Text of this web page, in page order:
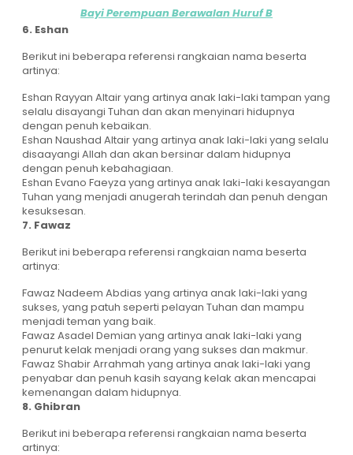
Bayi Perempuan Berawalan Huruf B
6. Eshan
Berikut ini beberapa referensi rangkaian nama beserta
artinya:
Eshan Rayyan Altair yang artinya anak laki-laki tampan yang
selalu disayangi Tuhan dan akan menyinari hidupnya
dengan penuh kebaikan.
Eshan Naushad Altair yang artinya anak laki-laki yang selalu
disaayangi Allah dan akan bersinar dalam hidupnya
dengan penuh kebahagiaan.
Eshan Evano Faeyza yang artinya anak laki-laki kesayangan
Tuhan yang menjadi anugerah terindah dan penuh dengan
kesuksesan.
7. Fawaz
Berikut ini beberapa referensi rangkaian nama beserta
artinya:
Fawaz Nadeem Abdias yang artinya anak laki-laki yang
sukses, yang patuh seperti pelayan Tuhan dan mampu
menjadi teman yang baik.
Fawaz Asadel Demian yang artinya anak laki-laki yang
penurut kelak menjadi orang yang sukses dan makmur.
Fawaz Shabir Arrahmah yang artinya anak laki-laki yang
penyabar dan penuh kasih sayang kelak akan mencapai
kemenangan dalam hidupnya.
8. Ghibran
Berikut ini beberapa referensi rangkaian nama beserta
artinya: